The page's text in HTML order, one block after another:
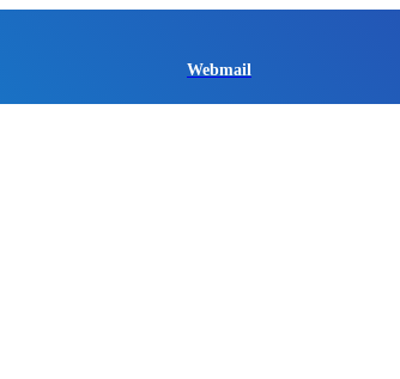
Webmail